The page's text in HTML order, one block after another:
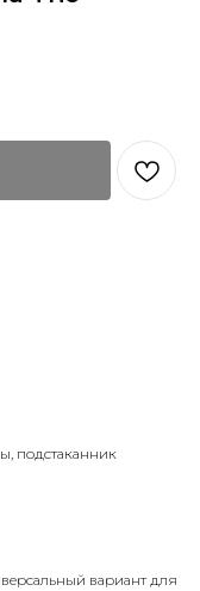
подстаканник
вариант для